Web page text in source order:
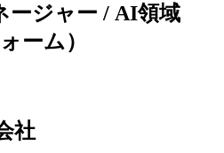
ージャー / AI領域
ーム）
社